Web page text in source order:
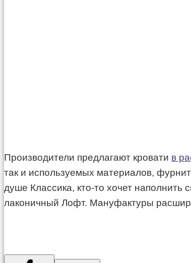
Производители предлагают кровати в
так и используемых материалов,
душе Классика, кто-то хочет
лаконичный Лофт. Мануфактуры